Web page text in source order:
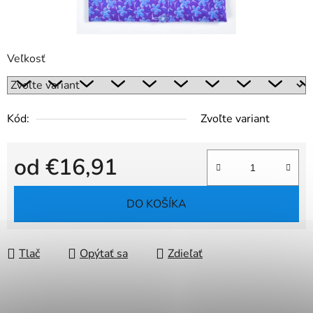
Veľkosť
Kód: Zvoľte variant
od €16,91
Jednotková cena:
DO KOŠÍKA
Tlač Opýtať sa Zdieľať